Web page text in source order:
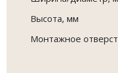
Высота, мм
Монтажное